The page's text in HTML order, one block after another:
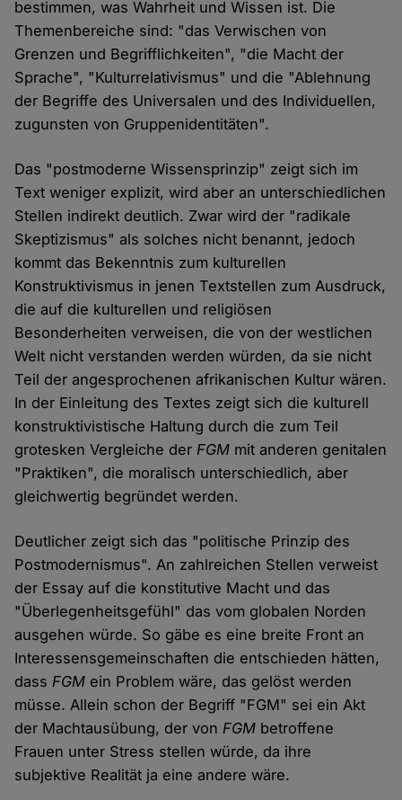
bestimmen, was Wahrheit und Wissen ist. Die
Themenbereiche sind: "das Verwischen von
Grenzen und Begrifflichkeiten", "die Macht der
Sprache", "Kulturrelativismus" und die "Ablehnung
der Begriffe des Universalen und des Individuellen,
zugunsten von Gruppenidentitäten".
Das "postmoderne Wissensprinzip" zeigt sich im
Text weniger explizit, wird aber an unterschiedlichen
Stellen indirekt deutlich. Zwar wird der "radikale
Skeptizismus" als solches nicht benannt, jedoch
kommt das Bekenntnis zum kulturellen
Konstruktivismus in jenen Textstellen zum Ausdruck,
die auf die kulturellen und religiösen
Besonderheiten verweisen, die von der westlichen
Welt nicht verstanden werden würden, da sie nicht
Teil der angesprochenen afrikanischen Kultur wären.
In der Einleitung des Textes zeigt sich die kulturell
konstruktivistische Haltung durch die zum Teil
grotesken Vergleiche derFGM mit anderen genitalen
"Praktiken", die moralisch unterschiedlich, aber
gleichwertig begründet werden.
Deutlicher zeigt sich das "politische Prinzip des
Postmodernismus". An zahlreichen Stellen verweist
der Essay auf die konstitutive Macht und das
"Überlegenheitsgefühl" das vom globalen Norden
ausgehen würde. So gäbe es eine breite Front an
Interessensgemeinschaften die entschieden hätten,
dassFGM ein Problem wäre, das gelöst werden
müsse. Allein schon der Begriff "FGM" sei ein Akt
der Machtausübung, der vonFGM betroffene
Frauen unter Stress stellen würde, da ihre
subjektive Realität ja eine andere wäre.